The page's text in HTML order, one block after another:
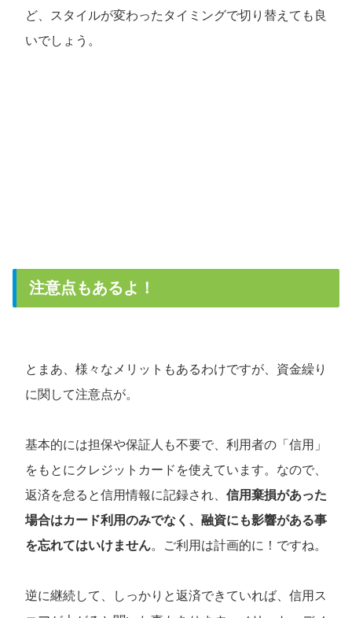
ど、スタイルが変わったタイミングで切り替えても良
いでしょう。
注意点もあるよ！
とまあ、様々なメリットもあるわけですが、資金繰り
に関して注意点が。
基本的には担保や保証人も不要で、利用者の「信用」
をもとにクレジットカードを使えています。なので、
返済を怠ると信用情報に記録され、 信用棄損があった
場合はカード利用のみでなく、融資にも影響がある事
を忘れてはいけません。ご利用は計画的に！ですね。
逆に継続して、しっかりと返済できていれば、信用ス